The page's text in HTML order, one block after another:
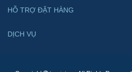
HỖ TRỢ ĐẶT HÀNG
DỊCH VỤ